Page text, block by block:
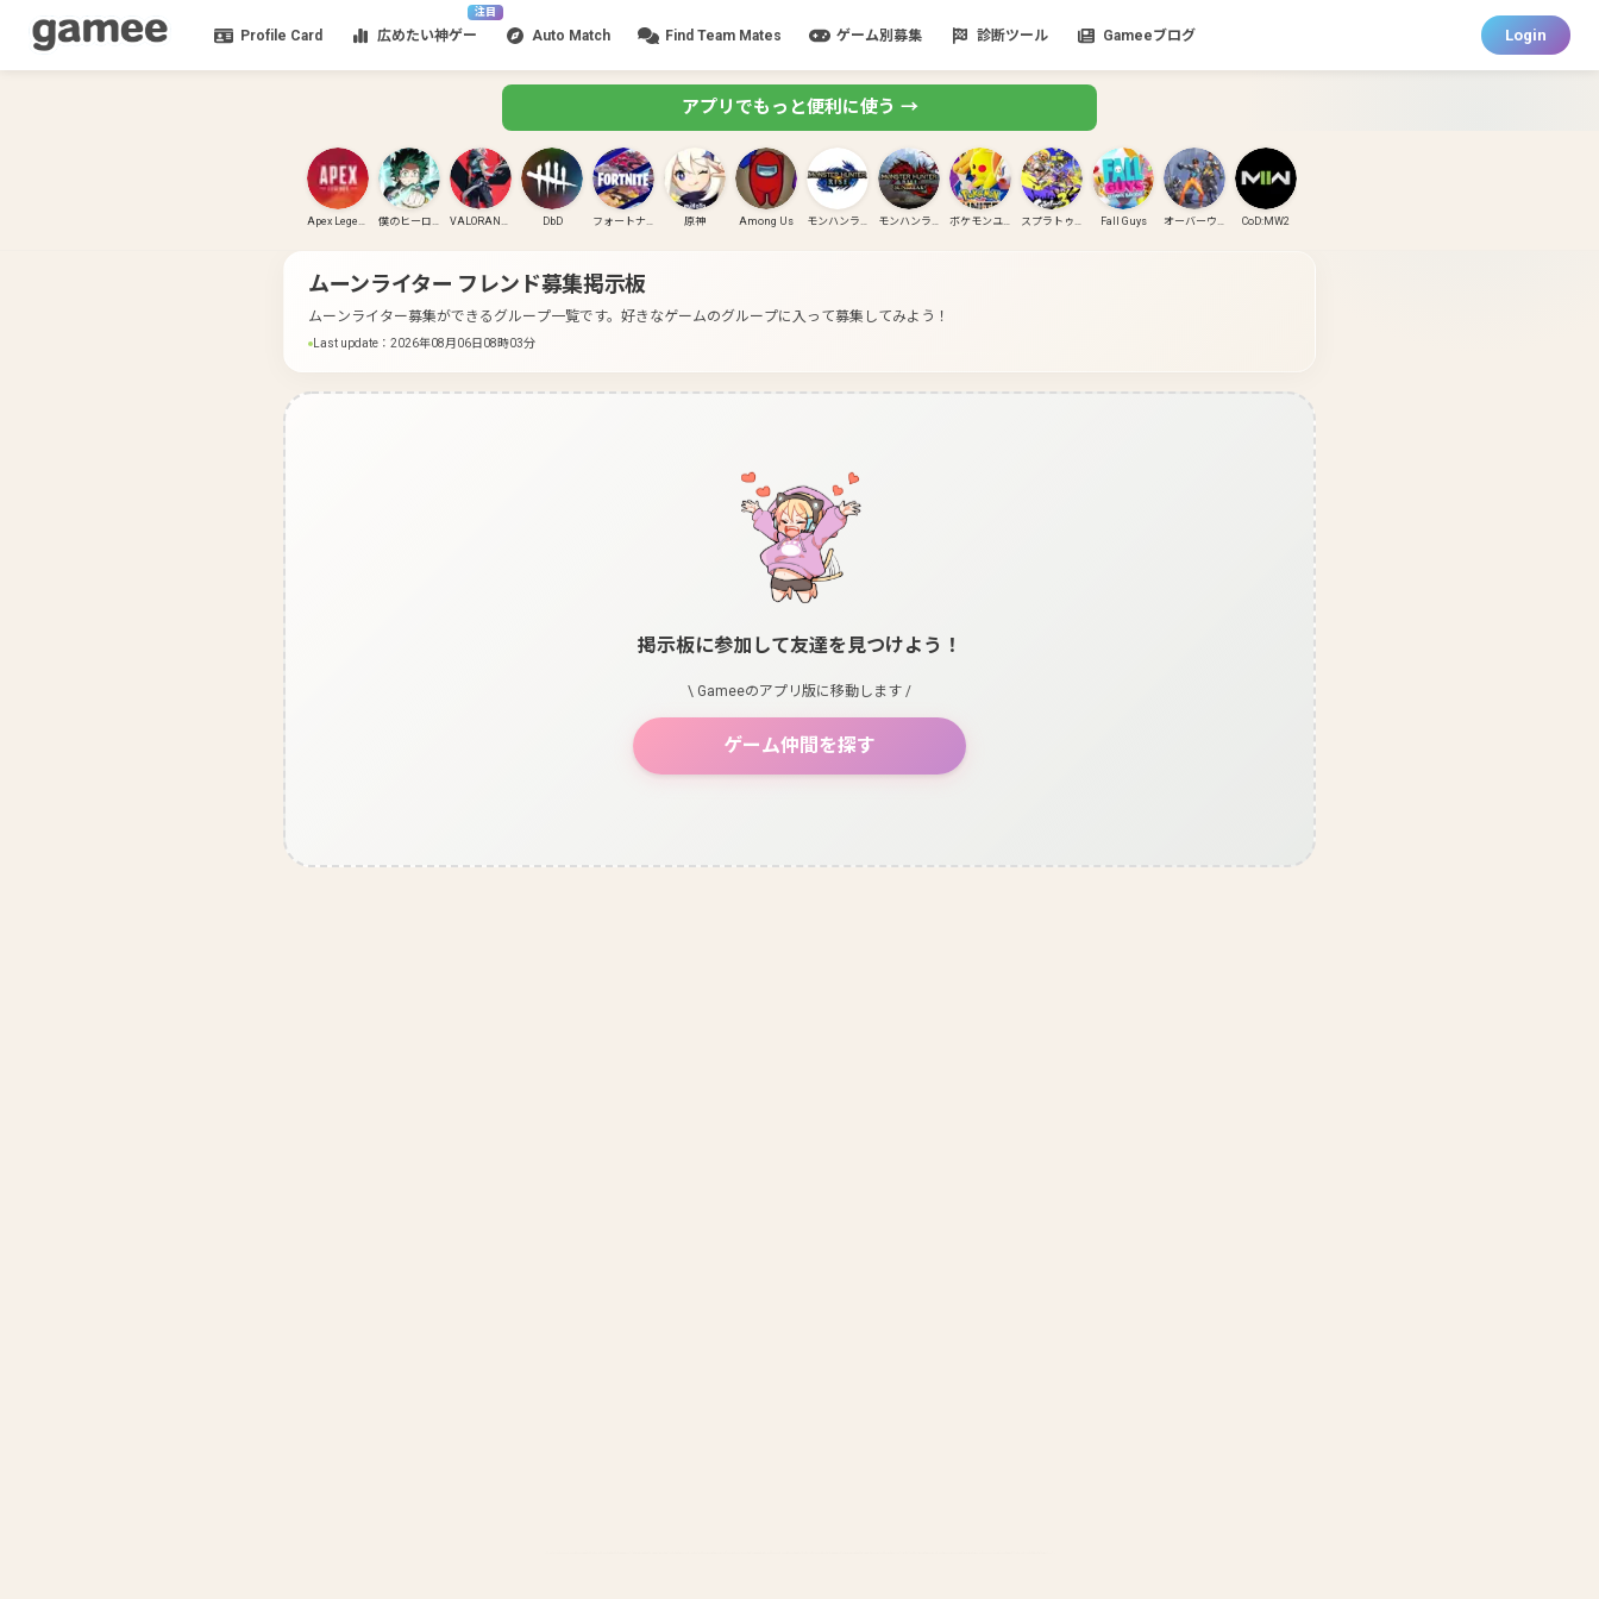
Profile Card
注目
広めたい神ゲー Auto Match Find Team Mates ゲーム別募集 診断ツール Gameeブログ Login
アプリでもっと便利に使う →
Apex Legends 僕のヒーローアカデミア ULTRA RUMBLE VALORANT(PC) DbD フォートナイト 原神 Among Us モンハンライズ モンハンライズ:サンブレイク ポケモンユナイト スプラトゥーン3 Fall Guys オーバーウォッチ CoD:MW2
ムーンライター フレンド募集掲示板
ムーンライター募集ができるグループ一覧です。 好きなゲームのグループに入って募集してみよう！
Last update ： 2026年08月06日08時03分
掲示板に参加して友達を見つけよう！
\ Gameeのアプリ版に移動します /
ゲーム仲間を探す